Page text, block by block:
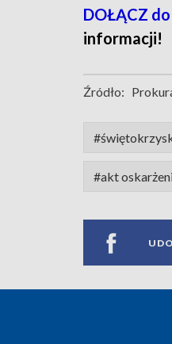
DOŁĄCZ
informacji!
Źródło:
#akt